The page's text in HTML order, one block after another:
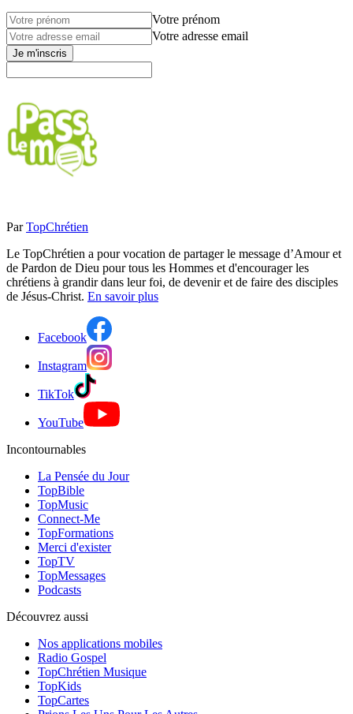
Votre prénom
Votre adresse email
Je m'inscris
Par TopChrétien
Le TopChrétien a pour vocation de partager le message d’Amour et
de Pardon de Dieu pour tous les Hommes et d'encourager les
chrétiens à grandir dans leur foi, de devenir et de faire des disciples
de Jésus-Christ. En savoir plus
Facebook
Instagram
TikTok
YouTube
Incontournables
La Pensée du Jour
TopBible
TopMusic
Connect-Me
TopFormations
Merci d'exister
TopTV
TopMessages
Podcasts
Découvrez aussi
Nos applications mobiles
Radio Gospel
TopChrétien Musique
TopKids
TopCartes